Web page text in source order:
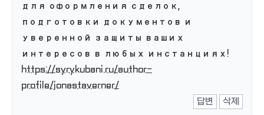
для оформления сделок,
подготовки документов и
уверенной защиты ваших
интересов в любых инстанциях!
https://syrykubani.ru/author-
profile/jonastaverner/
답변
삭제